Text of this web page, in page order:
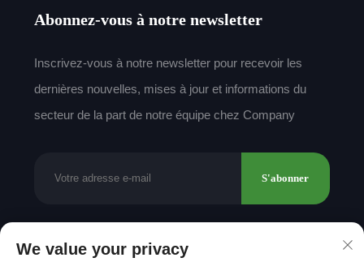
Abonnez-vous à notre newsletter
Inscrivez-vous à notre newsletter pour recevoir les
dernières nouvelles, mises à jour et informations du
secteur de la part de notre équipe chez Company
S'abonner
Droits d'auteur © 2025 par Shantou Mingda Textile
We value your privacy